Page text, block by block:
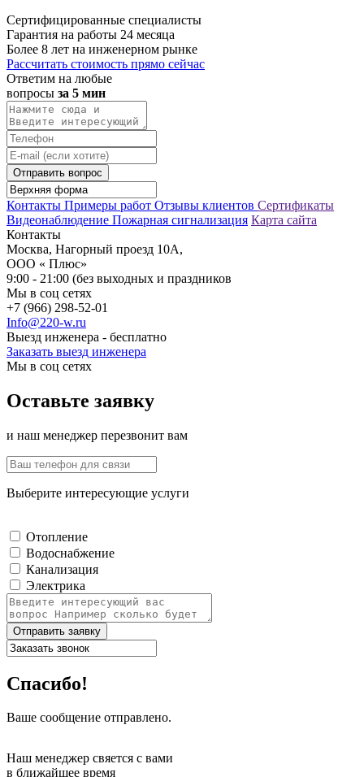
Сертифицированные специалисты
Гарантия на работы 24 месяца
Более 8 лет на инженерном рынке
Рассчитать стоимость прямо сейчас
Ответим на любые
вопросы за 5 мин
Отправить вопрос
Контакты Примеры работ Отзывы клиентов Сертификаты
Видеонаблюдение Пожарная сигнализация Карта сайта
Контакты
Москва, Нагорный проезд 10А,
ООО « Плюс»
9:00 - 21:00 (без выходных и праздников
Мы в соц сетях
+7 (966) 298-52-01
Info@220-w.ru
Выезд инженера - бесплатно
Заказать выезд инженера
Мы в соц сетях
Оставьте заявку
и наш менеджер перезвонит вам
Выберите интересующие услуги
Отопление
Водоснабжение
Канализация
Электрика
Отправить заявку
Спасибо!
Ваше сообщение отправлено.
Наш менеджер свяется с вами
в ближайшее время